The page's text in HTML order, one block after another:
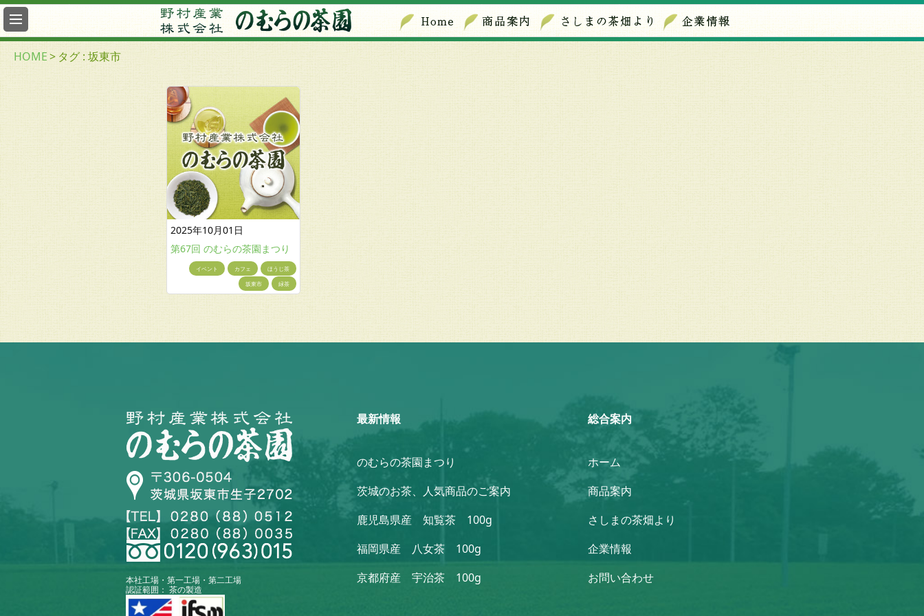
最
新
情
報
総
HOME> タグ : 坂東市
2025年10月01日
第67回 のむらの茶園まつり
イベント カフェ
ほうじ茶
坂東市
緑茶
本社工場・第一工場・第二工場
認証範囲： 茶の製造
最新情報
のむらの茶園まつり
茨城のお茶、人気商品のご案内
鹿児島県産 知覧茶 100g
福岡県産 八女茶 100g
京都府産 宇治茶 100g
総合案内
ホーム
商品案内
さしまの茶畑より
企業情報
お問い合わせ